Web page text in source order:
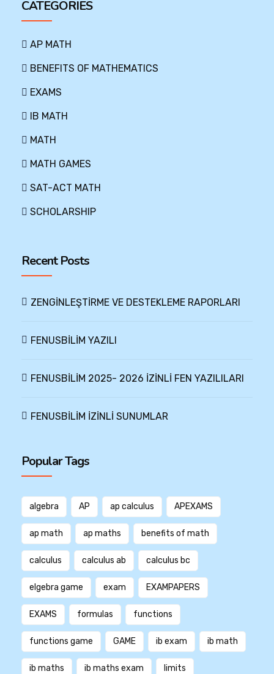
CATEGORIES
AP MATH
BENEFITS OF MATHEMATICS
EXAMS
IB MATH
MATH
MATH GAMES
SAT-ACT MATH
SCHOLARSHIP
Recent Posts
ZENGİNLEŞTİRME VE DESTEKLEME RAPORLARI
FENUSBİLİM YAZILI
FENUSBİLİM 2025- 2026 İZİNLİ FEN YAZILILARI
FENUSBİLİM İZİNLİ SUNUMLAR
Popular Tags
algebra AP ap calculus APEXAMS
ap math ap maths benefits of math
calculus calculus ab calculus bc
elgebra game exam EXAMPAPERS
EXAMS formulas functions
functions game GAME ib exam ib math
ib maths ib maths exam limits